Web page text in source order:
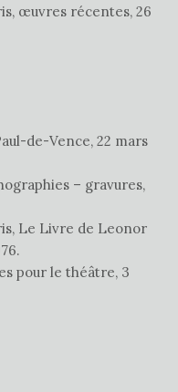
œuvres récentes, 26
de-Vence, 22 mars
– gravures,
Le Livre de Leonor
pour le théâtre, 3